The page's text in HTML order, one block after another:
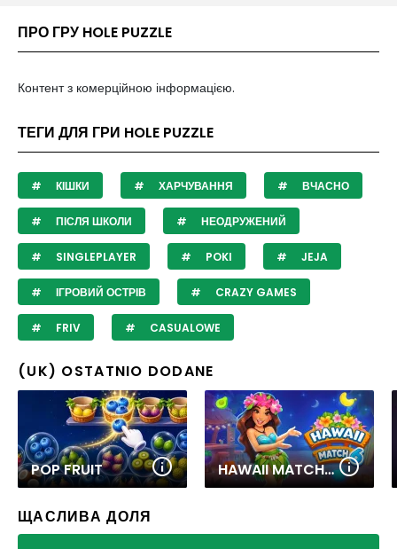
ПРО ГРУ HOLE PUZZLE
Контент з комерційною інформацією.
ТЕГИ ДЛЯ ГРИ HOLE PUZZLE
КІШКИ ХАРЧУВАННЯ ВЧАСНО
ПІСЛЯ ШКОЛИ НЕОДРУЖЕНИЙ
SINGLEPLAYER POKI JEJA
ІГРОВИЙ ОСТРІВ CRAZY GAMES
FRIV CASUALOWE
(UK) OSTATNIO DODANE
POP FRUIT HAWAII MATCH 6
ЩАСЛИВА ДОЛЯ